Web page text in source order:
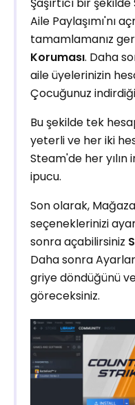
Aile Paylaşımı'nı
tamamlamanız
Koruması. Daha
aile üyelerinizin
Çocuğunuz
Bu şekilde tek
yeterli ve her iki
Steam'de her yılın
ipucu.
Son olarak,
seçeneklerinizi
sonra açabilirsiniz
Daha sonra
griye döndüğünü ve
göreceksiniz.